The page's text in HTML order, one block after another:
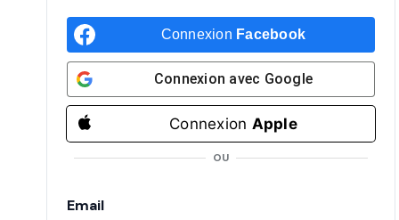
Lectures de livres
Mouvement
COMMUNAUTÉ
Connexion Facebook
Connexion avec Google
Connexion Apple
OU
Email